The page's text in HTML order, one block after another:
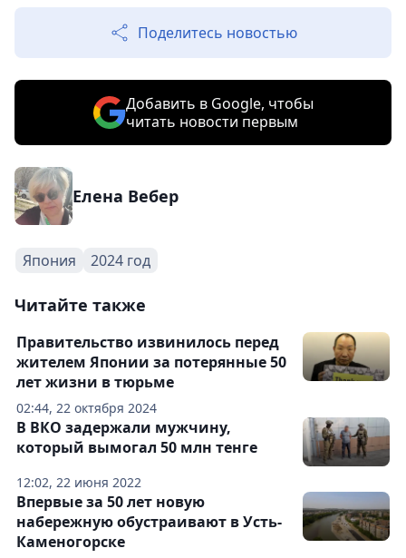
Поделитесь новостью
Добавить в Google, чтобы
читать новости первым
Елена Вебер
Япония 2024 год
Читайте также
02:44, 22 октября 2024
Правительство извинилось перед
жителем Японии за потерянные 50
лет жизни в тюрьме
12:02, 22 июня 2022
В ВКО задержали мужчину,
который вымогал 50 млн тенге
Впервые за 50 лет новую
набережную обустраивают в Усть-
Каменогорске